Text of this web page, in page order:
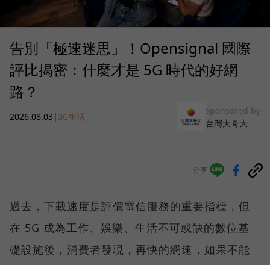
告別「極速迷思」！Opensignal 國際
評比揭密：什麼才是 5G 時代的好網
路？
2026.08.03 | 3C生活
sponsored by
台灣大哥大
分享
過去，下載速度是評價電信服務的重要指標，但
在 5G 成為工作、娛樂、生活不可或缺的數位基
礎設施後，消費者發現，再快的網速，如果不能